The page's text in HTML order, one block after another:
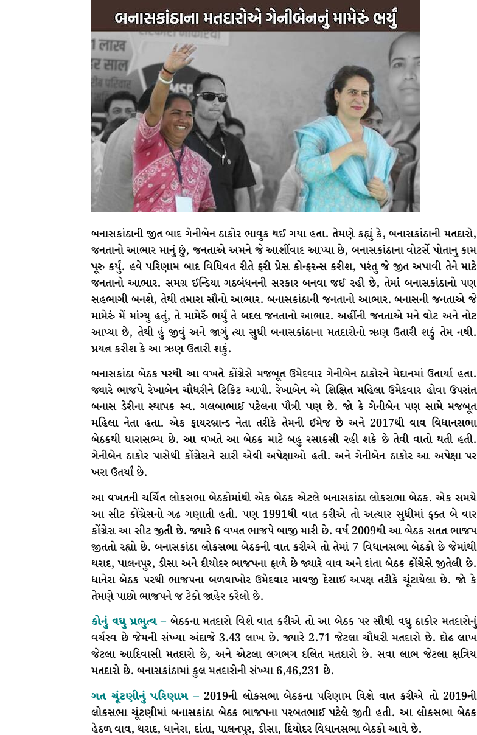
બનાસકાંઠાની જીત બાદ ગેનીબેન ઠાકોર ભાવુક થઈ ગયા હતા. તેમણે કહ્યું કે, બનાસકાંઠાની મતદારો,
જનતાનો આભાર માનું છું, જનતાએ અમને જે આર્શીવાદ આપ્યા છે, બનાસકાંઠાના વોટર્સે પોતાનુ કામ
પૂરુ કર્યું. હવે પરિણામ બાદ વિધિવત રીતે ફરી પ્રેસ કોન્ફરન્સ કરીશ, પરંતુ જે જીત અપાવી તેને માટે
જનતાનો આભાર. સમગ્ર ઈન્ડિયા ગઠબંધનની સરકાર બનવા જઈ રહી છે, તેમાં બનાસકાંઠાનો પણ
સહભાગી બનશે, તેથી તમારા સૌનો આભાર. બનાસકાંઠાની જનતાનો આભાર. બનાસની જનતાએ જે
મામેરું મેં માંગ્યુ હતું, તે મામેરુઁ ભર્યું તે બદલ જનતાનો આભાર. અહીંની જનતાએ મને વોટ અને નોટ
આપ્યા છે, તેથી હું જીવું અને જાગું ત્યા સુધી બનાસકાંઠાના મતદારોનો ઋણ ઉતારી શકું તેમ નથી.
પ્રયત્ન કરીશ કે આ ઋણ ઉતારી શકું.
બનાસકાંઠા બેઠક પરથી આ વખતે કોંગ્રેસે મજબૂત ઉમેદવાર ગેનીબેન ઠાકોરને મેદાનમાં ઉતાર્યા હતા.
જ્યારે ભાજપે રેખાબેન ચૌધરીને ટિકિટ આપી. રેખાબેન એ શિક્ષિત મહિલા ઉમેદવાર હોવા ઉપરાંત
બનાસ ડેરીના સ્થાપક સ્વ. ગલબાભાઈ પટેલના પૌત્રી પણ છે. જો કે ગેનીબેન પણ સામે મજબૂત
મહિલા નેતા હતા. એક ફાયરબ્રાન્ડ નેતા તરીકે તેમની ઈમેજ છે અને 2017થી વાવ વિધાનસભા
બેઠકથી ધારાસભ્ય છે. આ વખતે આ બેઠક માટે બહુ રસાકસી રહી શકે છે તેવી વાતો થતી હતી.
ગેનીબેન ઠાકોર પાસેથી કોંગ્રેસને સારી એવી અપેક્ષાઓ હતી. અને ગેનીબેન ઠાકોર આ અપેક્ષા પર
ખરા ઉતર્યાં છે.
આ વખતની ચર્ચિત લોકસભા બેઠકોમાંથી એક બેઠક એટલે બનાસકાંઠા લોકસભા બેઠક. એક સમયે
આ સીટ કોંગ્રેસનો ગઢ ગણાતી હતી. પણ 1991થી વાત કરીએ તો અત્યાર સુધીમાં ફક્ત બે વાર
કોંગ્રેસ આ સીટ જીતી છે. જ્યારે 6 વખત ભાજપે બાજી મારી છે. વર્ષ 2009થી આ બેઠક સતત ભાજપ
જીતતો રહ્યો છે. બનાસકાંઠા લોકસભા બેઠકની વાત કરીએ તો તેમાં 7 વિધાનસભા બેઠકો છે જેમાંથી
થરાદ, પાલનપુર, ડીસા અને દીયોદર ભાજપના ફાળે છે જ્યારે વાવ અને દાંતા બેઠક કોંગ્રેસે જીતેલી છે.
ધાનેરા બેઠક પરથી ભાજપના બળવાખોર ઉમેદવાર માવજી દેસાઈ અપક્ષ તરીકે ચૂંટાયેલા છે. જો કે
તેમણે પાછો ભાજપને જ ટેકો જાહેર કરેલો છે.
કોનું વધુ પ્રભુત્વ – બેઠકના મતદારો વિશે વાત કરીએ તો આ બેઠક પર સૌથી વધુ ઠાકોર મતદારોનું
વર્ચસ્વ છે જેમની સંખ્યા અંદાજે 3.43 લાખ છે. જ્યારે 2.71 જેટલા ચૌધરી મતદારો છે. દોઢ લાખ
જેટલા આદિવાસી મતદારો છે, અને એટલા લગભગ દલિત મતદારો છે. સવા લાભ જેટલા ક્ષત્રિય
મતદારો છે. બનાસકાંઠામાં કુલ મતદારોની સંખ્યા 6,46,231 છે.
ગત ચૂંટણીનું પરિણામ – 2019ની લોકસભા બેઠકના પરિણામ વિશે વાત કરીએ તો 2019ની
લોકસભા ચૂંટણીમાં બનાસકાંઠા બેઠક ભાજપના પરબતભાઈ પટેલે જીતી હતી. આ લોકસભા બેઠક
હેઠળ વાવ, થરાદ, ધાનેરા, દાંતા, પાલનપુર, ડીસા, દિયોદર વિધાનસભા બેઠકો આવે છે.